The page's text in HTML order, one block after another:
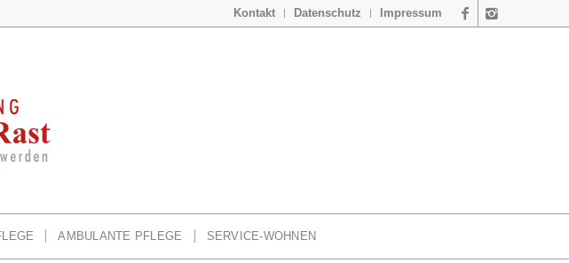
Kontakt Datenschutz Impressum
AMBULANTE PFLEGE SERVICE-WOHNEN